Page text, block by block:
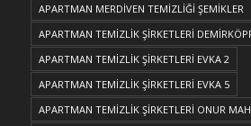
APARTMAN MERDİVEN TEMİZLİĞİ ŞEMİKLER
APARTMAN TEMİZLİK ŞİRKETLERİ
APARTMAN TEMİZLİK ŞİRKETLERİ EVKA 2
APARTMAN TEMİZLİK ŞİRKETLERİ EVKA 5
APARTMAN TEMİZLİK ŞİRKETLERİ ONUR